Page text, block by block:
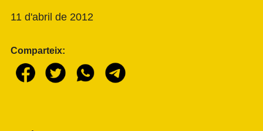
11 d'abril de 2012
Comparteix: